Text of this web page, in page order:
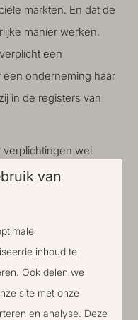
markten. En dat de
manier werken.
een
onderneming haar
in de registers van
verplichtingen wel
moet zij hier een
in de vorm van een
van
inhoud te
Ook delen we
site met onze
en analyse. Deze